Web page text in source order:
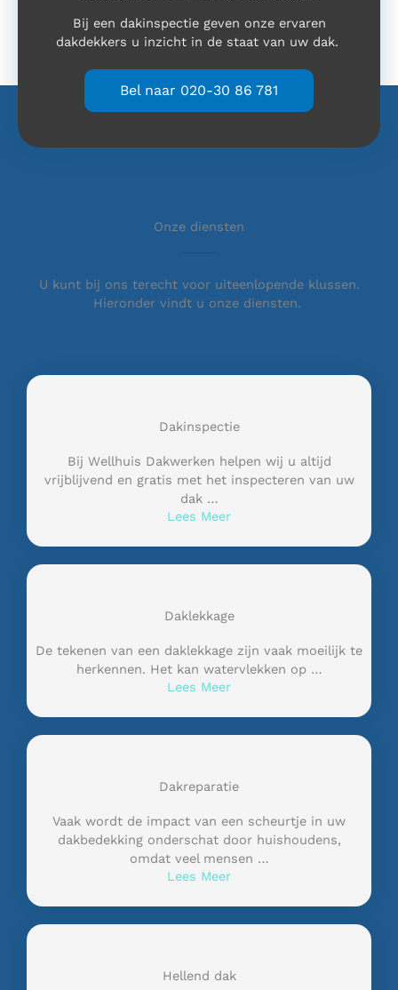
Bij een dakinspectie geven onze ervaren
dakdekkers u inzicht in de staat van uw dak.
Bel naar 020-30 86 781
Onze diensten
U kunt bij ons terecht voor uiteenlopende klussen.
Hieronder vindt u onze diensten.
Dakinspectie
Bij Wellhuis Dakwerken helpen wij u altijd
vrijblijvend en gratis met het inspecteren van uw
dak …
Lees Meer
Daklekkage
De tekenen van een daklekkage zijn vaak moeilijk te
herkennen. Het kan watervlekken op …
Lees Meer
Dakreparatie
Vaak wordt de impact van een scheurtje in uw
dakbedekking onderschat door huishoudens,
omdat veel mensen …
Lees Meer
Hellend dak